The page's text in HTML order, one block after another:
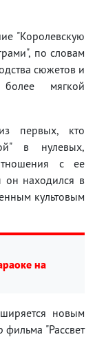
"Королевскую
по словам
сюжетов и
мягкой
первых, кто
в нулевых,
с ее
он находился в
культовым
на
новым
"Рассвет